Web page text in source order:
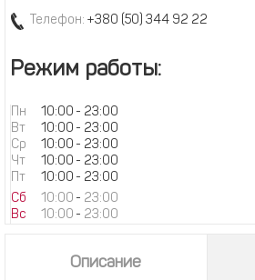
Телефон: +380 (50) 344 92 22
Режим работы:
Пн 10:00 - 23:00
Вт
10:00 - 23:00
Ср
10:00 - 23:00
Чт
10:00 - 23:00
Пт
10:00 - 23:00
Сб
10:00 - 23:00
Вс
10:00 - 23:00
Описание